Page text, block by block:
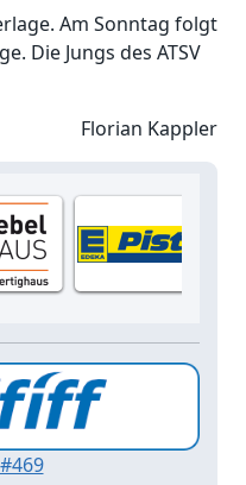
Am Sonntag folgt
Die Jungs des ATSV
Florian Kappler